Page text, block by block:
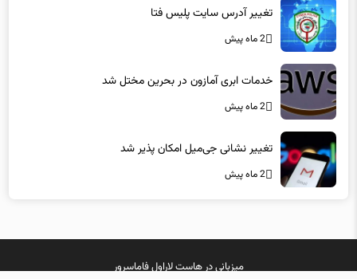
تغییر آدرس سایت پلیس فتا
2 ماه پیش
خدمات ابری آمازون در بحرین مختل شد
2 ماه پیش
تغییر نشانی جی‌میل امکان پذیر شد
2 ماه پیش
میزبانی درهاست لاراولفاماسرور